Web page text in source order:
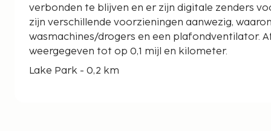
verbonden te blijven en er zijn digitale zenders
zijn verschillende voorzieningen aanwezig,
wasmachines/drogers en een plafondventilator.
weergegeven tot op 0,1 mijl en kilometer.
Lake Park - 0,2 km